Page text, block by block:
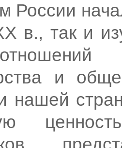
России
в., так и
и
нашей